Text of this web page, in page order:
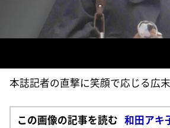
本誌記者の直撃に笑顔で応じる広末
この画像の記事を読む 和田アキ